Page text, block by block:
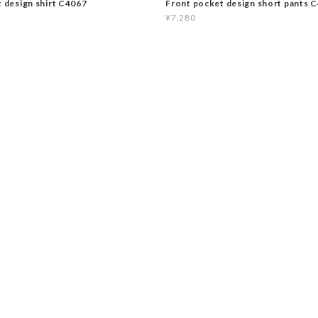
shirt C4067
Front pocket design short pants
¥7,280